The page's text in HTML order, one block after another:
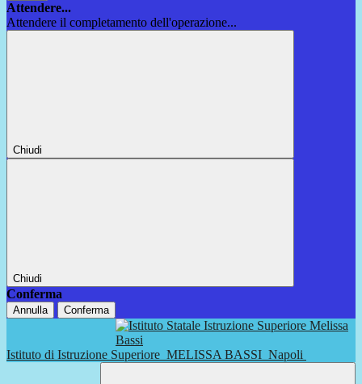
Attendere...
Attendere il completamento dell'operazione...
Chiudi
Chiudi
Conferma
Annulla Conferma
Istituto di Istruzione Superiore MELISSA BASSI Napoli